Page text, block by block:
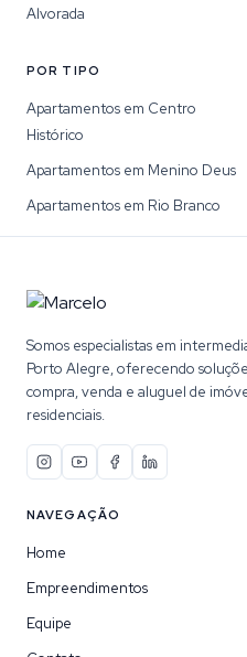
Alvorada
POR TIPO
Apartamentos em Centro
Histórico
Apartamentos em Menino Deus
Apartamentos em Rio Branco
Somos especialistas em
Porto Alegre, oferecendo
compra, venda e aluguel de
residenciais.
NAVEGAÇÃO
Home
Empreendimentos
Equipe